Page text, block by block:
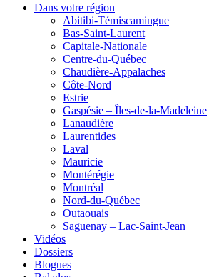
Dans votre région
Abitibi-Témiscamingue
Bas-Saint-Laurent
Capitale-Nationale
Centre-du-Québec
Chaudière-Appalaches
Côte-Nord
Estrie
Gaspésie – Îles-de-la-Madeleine
Lanaudière
Laurentides
Laval
Mauricie
Montérégie
Montréal
Nord-du-Québec
Outaouais
Saguenay – Lac-Saint-Jean
Vidéos
Dossiers
Blogues